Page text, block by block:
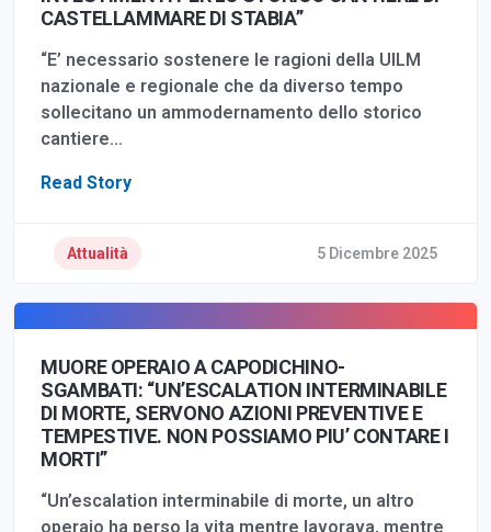
CASTELLAMMARE DI STABIA”
“E’ necessario sostenere le ragioni della UILM
nazionale e regionale che da diverso tempo
sollecitano un ammodernamento dello storico
cantiere…
Read Story
Attualità 5 Dicembre 2025
MUORE OPERAIO A CAPODICHINO-
SGAMBATI: “UN’ESCALATION INTERMINABILE
DI MORTE, SERVONO AZIONI PREVENTIVE E
TEMPESTIVE. NON POSSIAMO PIU’ CONTARE I
MORTI”
“Un’escalation interminabile di morte, un altro
operaio ha perso la vita mentre lavorava, mentre